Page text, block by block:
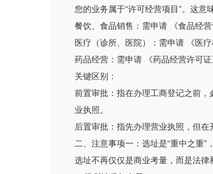
您的业务属于“许可经营项目”。这意
餐饮、食品销售：需申请 《食品经营
医疗（诊所、医院）：需申请 《医疗
药品经营：需申请 《药品经营许可证
关键区别：
前置审批：指在办理工商登记之前
业执照。
后置审批：指先办理营业执照，但
二、注意事项一：选址是“重中之重”
选址不再仅仅是商业考量，而是法律